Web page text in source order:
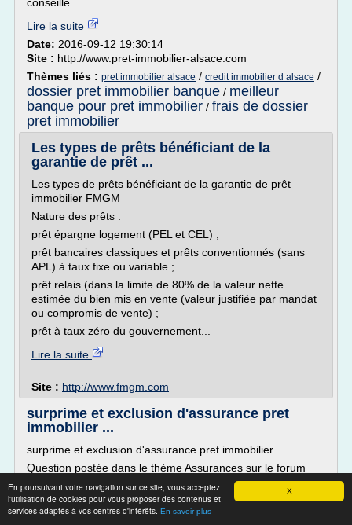
X
En poursuivant votre navigation sur ce site, vous acceptez
l'utilisation de cookies pour vous proposer des contenus et
services adaptés à vos centres d'intérêts. En savoir plus
Lire la suite
Date: 2016-09-12 19:30:14
Site : http://www.pret-immobilier-alsace.com
Thèmes liés : pret immobilier alsace / credit immobilier d alsace /
dossier pret immobilier banque / meilleur
banque pour pret immobilier / frais de dossier
pret immobilier
Les types de prêts bénéficiant de la
garantie de prêt ...
Les types de prêts bénéficiant de la garantie de prêt
immobilier FMGM
Nature des prêts :
prêt épargne logement (PEL et CEL) ;
prêt bancaires classiques et prêts conventionnés (sans
APL) à taux fixe ou variable ;
prêt relais (dans la limite de 80% de la valeur nette
estimée du bien mis en vente (valeur justifiée par mandat
ou compromis de vente) ;
prêt à taux zéro du gouvernement...
Lire la suite
Site : http://www.fmgm.com
surprime et exclusion d'assurance pret
immobilier ...
surprime et exclusion d'assurance pret immobilier
Question postée dans le thème Assurances sur le forum
15
bonjour